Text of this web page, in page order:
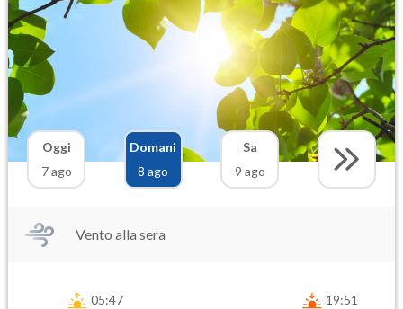
Oggi
7 ago
Domani
8 ago
Sa
9 ago
Vento alla sera
05:47 19:51